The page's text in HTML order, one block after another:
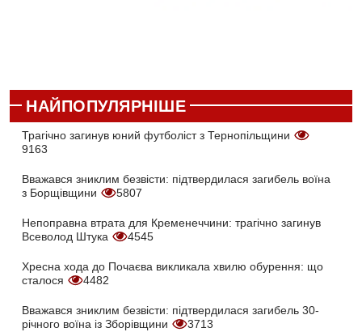
НАЙПОПУЛЯРНІШЕ
Трагічно загинув юний футболіст з Тернопільщини
9163
Вважався зниклим безвісти: підтвердилася загибель воїна
з Борщівщини
5807
Непоправна втрата для Кременеччини: трагічно загинув
Всеволод Штука
4545
Хресна хода до Почаєва викликала хвилю обурення: що
сталося
4482
Вважався зниклим безвісти: підтвердилася загибель 30-
річного воїна із Зборівщини
3713